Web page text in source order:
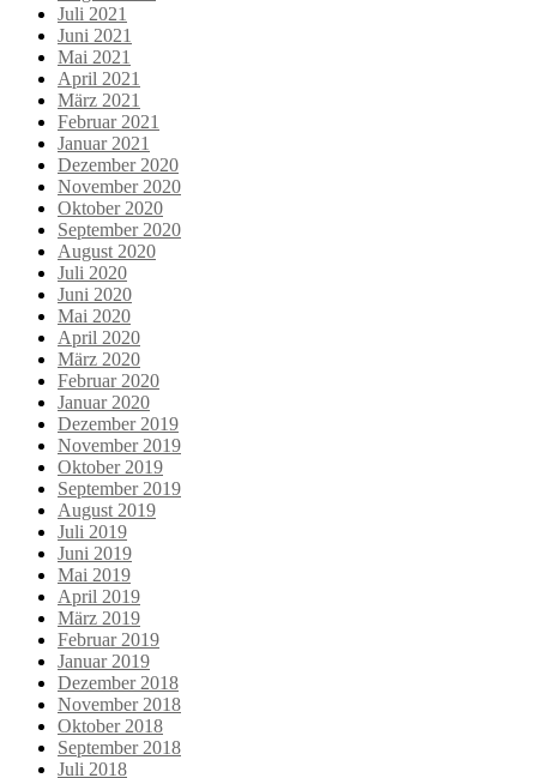
Juli 2021
Juni 2021
Mai 2021
April 2021
März 2021
Februar 2021
Januar 2021
Dezember 2020
November 2020
Oktober 2020
September 2020
August 2020
Juli 2020
Juni 2020
Mai 2020
April 2020
März 2020
Februar 2020
Januar 2020
Dezember 2019
November 2019
Oktober 2019
September 2019
August 2019
Juli 2019
Juni 2019
Mai 2019
April 2019
März 2019
Februar 2019
Januar 2019
Dezember 2018
November 2018
Oktober 2018
September 2018
Juli 2018